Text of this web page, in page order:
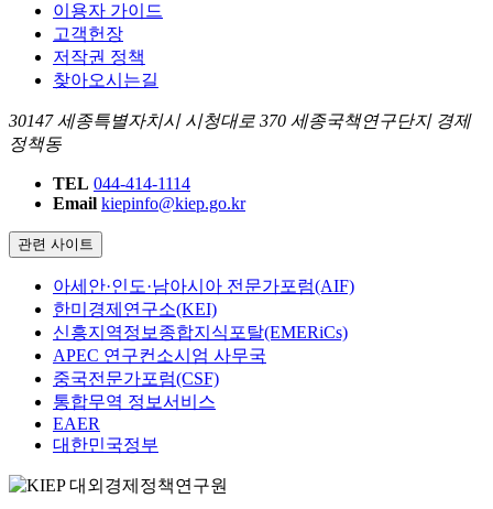
이용자 가이드
고객헌장
저작권 정책
찾아오시는길
30147 세종특별자치시 시청대로 370 세종국책연구단지 경제
정책동
TEL 044-414-1114
Email kiepinfo@kiep.go.kr
관련 사이트
아세안·인도·남아시아 전문가포럼(AIF)
한미경제연구소(KEI)
신흥지역정보종합지식포탈(EMERiCs)
APEC 연구컨소시엄 사무국
중국전문가포럼(CSF)
통합무역 정보서비스
EAER
대한민국정부